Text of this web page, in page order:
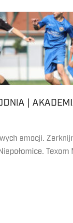
|
emocji.
Texom